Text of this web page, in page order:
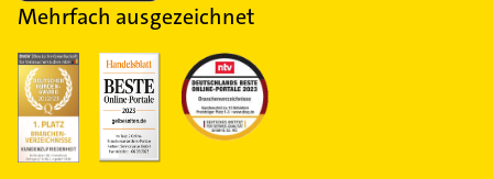
Mehrfach ausgezeichnet